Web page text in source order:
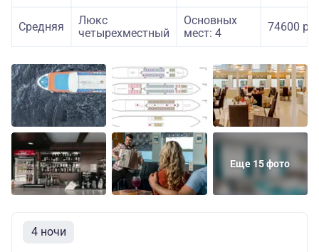
Средняя
Люкс
четырехместный
Основных
мест: 4
74600
Еще 15 фото
4 ночи